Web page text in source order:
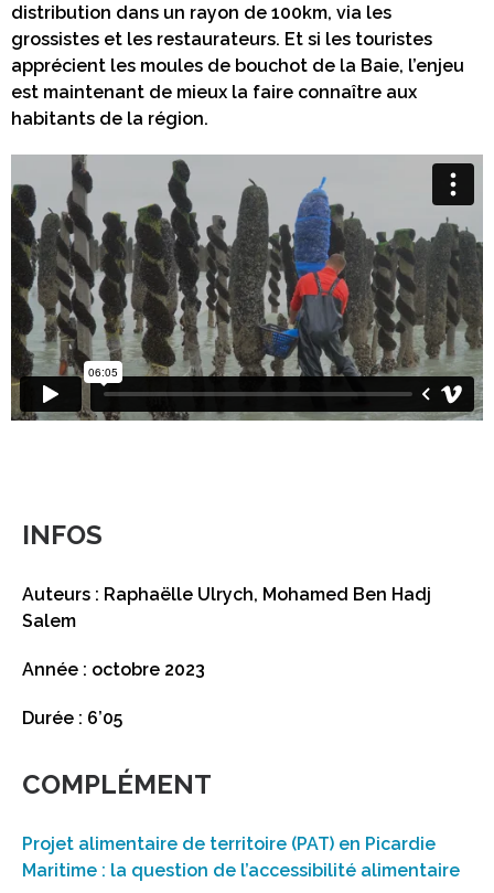
distribution dans un rayon de 100km, via les
grossistes et les restaurateurs. Et si les touristes
apprécient les moules de bouchot de la Baie, l’enjeu
est maintenant de mieux la faire connaître aux
habitants de la région.
INFOS
Auteurs : Raphaëlle Ulrych, Mohamed Ben Hadj
Salem
Année : octobre 2023
Durée : 6’05
COMPLÉMENT
Projet alimentaire de territoire (PAT) en Picardie
Maritime : la question de l’accessibilité alimentaire